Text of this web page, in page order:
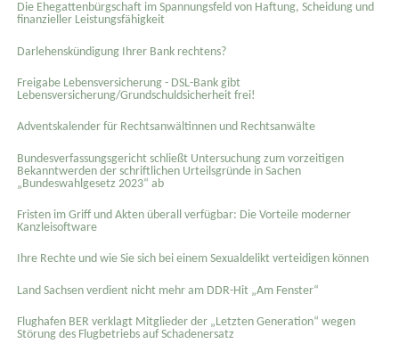
Die Ehegattenbürgschaft im Spannungsfeld von Haftung, Scheidung und
finanzieller Leistungsfähigkeit
Darlehenskündigung Ihrer Bank rechtens?
Freigabe Lebensversicherung - DSL-Bank gibt
Lebensversicherung/Grundschuldsicherheit frei!
Adventskalender für Rechtsanwältinnen und Rechtsanwälte
Bundesverfassungsgericht schließt Untersuchung zum vorzeitigen
Bekanntwerden der schriftlichen Urteilsgründe in Sachen
„Bundeswahlgesetz 2023“ ab
Fristen im Griff und Akten überall verfügbar: Die Vorteile moderner
Kanzleisoftware
Ihre Rechte und wie Sie sich bei einem Sexual­delikt verteidigen können
Land Sachsen verdient nicht mehr am DDR-Hit „Am Fenster“
Flughafen BER verklagt Mitglieder der „Letzten Generation“ wegen
Störung des Flugbetriebs auf Schadenersatz